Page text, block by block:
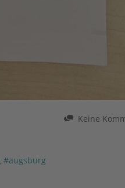
Keine
#augsburg